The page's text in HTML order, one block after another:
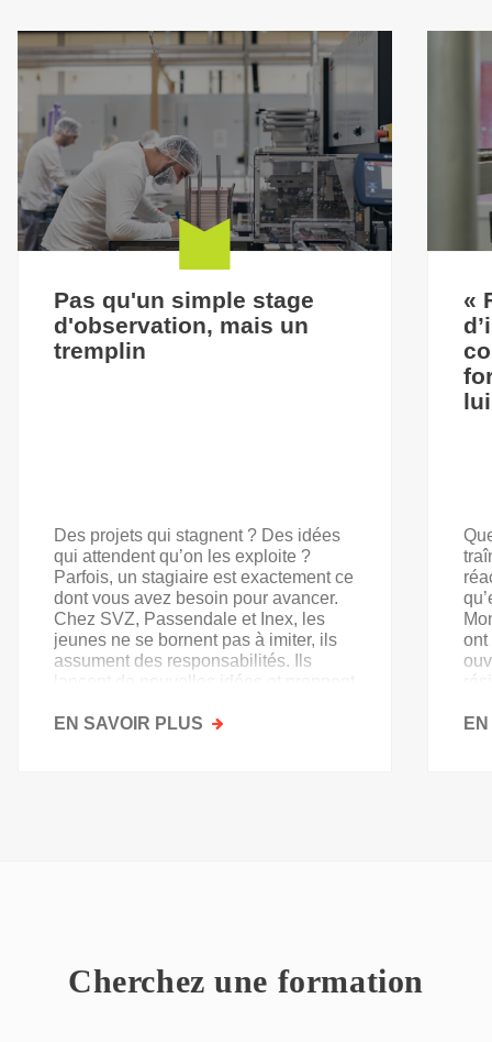
Pas qu'un simple stage
d'observation, mais un
tremplin
Des projets qui stagnent ? Des idées
qui attendent qu’on les exploite ?
Parfois, un stagiaire est exactement ce
dont vous avez besoin pour avancer.
Chez SVZ, Passendale et Inex, les
jeunes ne se bornent pas à imiter, ils
assument des responsabilités. Ils
lancent de nouvelles idées et prennent
EN SAVOIR PLUS SUR
«
ont
Cherchez une formation